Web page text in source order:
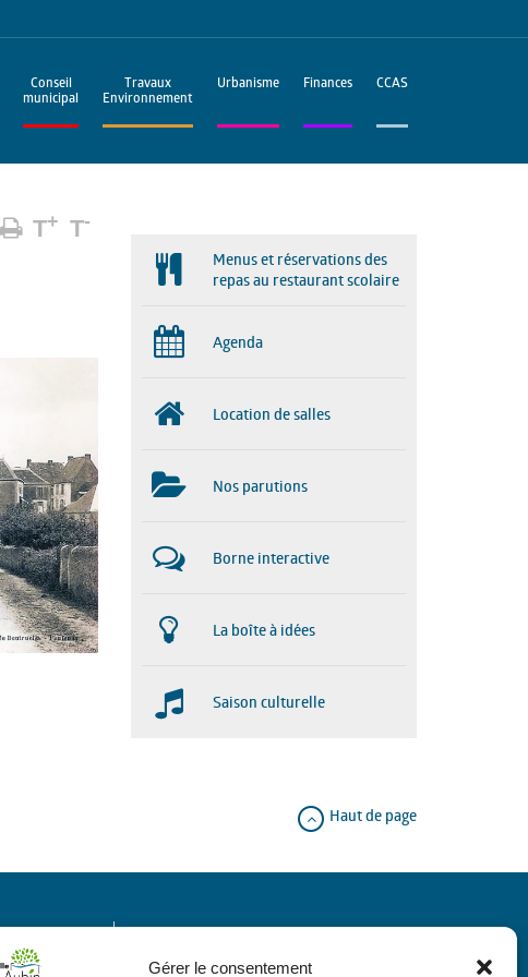
Gérer le consentement
Conseil
municipal
Travaux
Environnement
Urbanisme Finances CCAS
T+ T-
Menus et réservations des
repas au restaurant scolaire
Agenda
Location de salles
Nos parutions
Borne interactive
La boîte à idées
Saison culturelle
Haut de page